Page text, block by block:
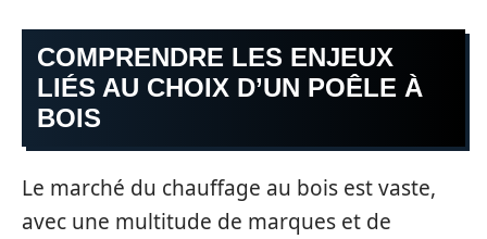
COMPRENDRE LES ENJEUX
LIÉS AU CHOIX D’UN POÊLE À
BOIS
Le marché du chauffage au bois est vaste,
avec une multitude de marques et de